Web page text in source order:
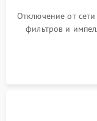
Отключение от
фильтров и